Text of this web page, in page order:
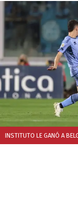
INSTITUTO LE GANÓ A